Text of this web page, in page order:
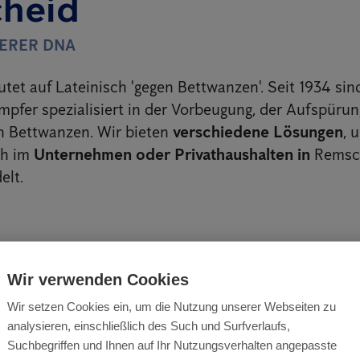
DNA
auf Lateinisch 'gegen Bettwanzen'. Seit 1934
spezialisiert in der Vorbeugung, der
Bettwanzen. Wir bieten verschiedene Lösungen,
im Unternehmen oder Privathaushalten in
Plan für eine erfolgreiche
um Bettwanzen zu bekämpfen, sind auf die
Wir verwenden Cookies
Wir setzen Cookies ein, um die Nutzung unserer Webseiten zu
analysieren, einschließlich des Such und Surfverlaufs,
Suchbegriffen und Ihnen auf Ihr Nutzungsverhalten angepasste